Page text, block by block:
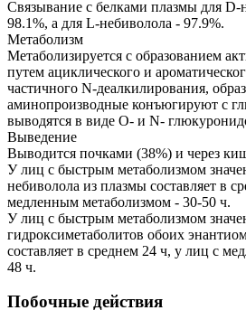
Связывание с белками плазмы для D-
98.1%, а для L-небиволола - 97.9%.
Метаболизм
Метаболизируется с образованием
путем ациклического и
частичного N-деалкилирования,
аминопроизводные конъюгируют с
выводятся в виде О- и N-
Выведение
Выводится почками (38%) и через
У лиц с быстрым метаболизмом
небиволола из плазмы составляет в
медленным метаболизмом - 30-50 ч.
У лиц с быстрым метаболизмом
гидроксиметаболитов обоих
составляет в среднем 24 ч, у лиц с
48 ч.
Побочные действия